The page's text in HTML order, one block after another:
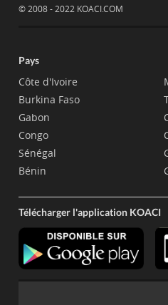
© 2008 - 2022 KOACI.COM
Pays
Côte d'Ivoire
Burkina Faso
Gabon
Congo
Sénégal
Bénin
Télécharger l'application KOACI